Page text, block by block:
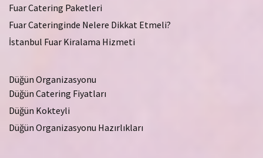
Fuar Catering Paketleri
Fuar Cateringinde Nelere Dikkat Etmeli?
İstanbul Fuar Kiralama Hizmeti
Düğün Organizasyonu
Düğün Catering Fiyatları
Düğün Kokteyli
Düğün Organizasyonu Hazırlıkları